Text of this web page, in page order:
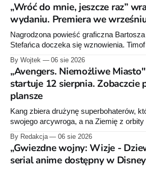
„Wróć do mnie, jeszcze raz”
wydaniu. Premiera we
Nagrodzona powieść graficzna
Stefańca doczeka się wznowienia.
raz”, którego pierwsze wydanie ukazało
By Wojtek 06 sie 2026
„Avengers. Niemożliwe
startuje 12 sierpnia. Zobaczcie
plansze
Kang zbiera drużynę superbohaterów,
swojego arcywroga, a na Ziemię z
serii Avengers autorstwa Jeda MacKaya
sierpnia. Rzućcie okiem na
By Redakcja 06 sie 2026
„Gwiezdne wojny: Wizje -
serial anime dostępny w